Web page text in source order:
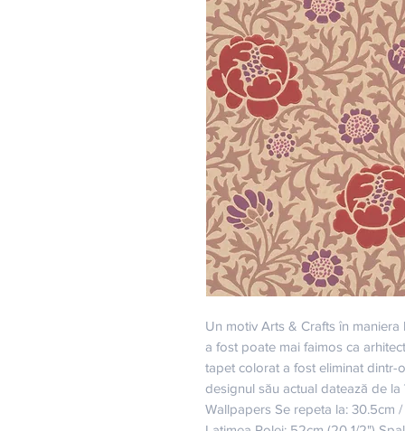
Un motiv Arts & Crafts în
a fost poate mai faimos ca
tapet colorat a fost eliminat dintr-
designul său actual datează de
Wallpapers Se repeta la: 30.5cm /